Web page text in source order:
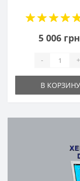
5 006
- +
В КОРЗИНУ